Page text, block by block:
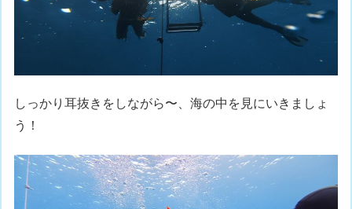
しっかり耳抜きをしながら〜、海の中を見にいきましょ
う！